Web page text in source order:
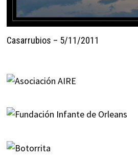
Casarrubios – 5/11/2011